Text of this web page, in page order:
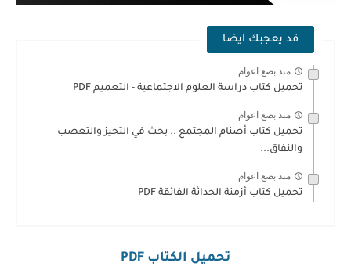
قد يعجبك ايضا
منذ بضع اعوام
تحميل كتاب دراسة العلوم الاجتماعية - التعميم PDF
منذ بضع اعوام
تحميل كتاب أصنام المجتمع .. بحث في التحيز والتعصب
والنفاق...
منذ بضع اعوام
تحميل كتاب أزمنة الحداثة الفائقة PDF
تحميل الكتاب PDF